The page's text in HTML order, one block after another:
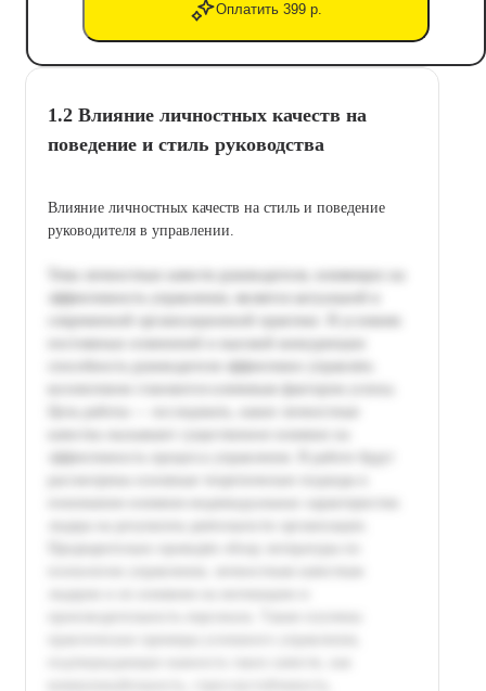
Оплатить 399 р.
1.2 Влияние личностных качеств на
поведение и стиль руководства
Влияние личностных качеств на стиль и поведение
руководителя в управлении.